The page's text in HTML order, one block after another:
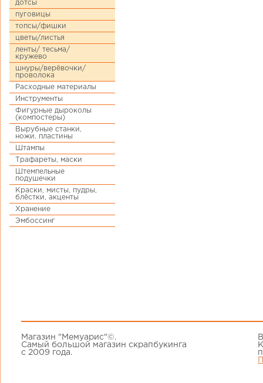
дотсы
пуговицы
топсы/фишки
цветы/листья
ленты/ тесьма/
кружево
шнуры/верёвочки/
проволока
Расходные материалы
Инструменты
Фигурные дыроколы
(компостеры)
Вырубные станки,
ножи, пластины
Штампы
Трафареты, маски
Штемпельные
подушечки
Краски, мисты, пудры,
блёстки, акценты
Хранение
Эмбоссинг
Магазин "Мемуарис"©.
Самый большой магазин скрапбукинга
с 2009 года.